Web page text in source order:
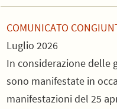
COMUNICATO
Luglio 2026
In considerazione delle
sono manifestate in
manifestazioni del 25